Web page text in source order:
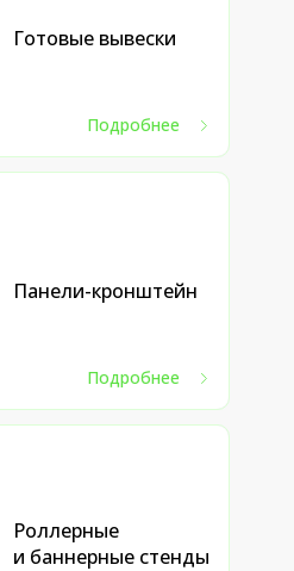
Готовые вывески
Подробнее
Роллерные
и баннерные стенды
Панели-кронштейн
Подробнее